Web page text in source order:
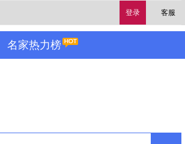
登录 客服
名家热力榜